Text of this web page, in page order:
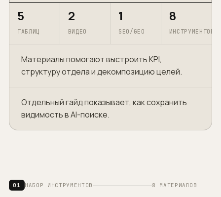
5
ТАБЛИЦ
2
ВИДЕО
1
SEO/GEO
8
ИНСТРУМЕНТОВ
Материалы помогают выстроить KPI,
структуру отдела и декомпозицию целей.
Отдельный гайд показывает, как сохранить
видимость в AI-поиске.
01 НАБОР ИНСТРУМЕНТОВ 8 МАТЕРИАЛОВ